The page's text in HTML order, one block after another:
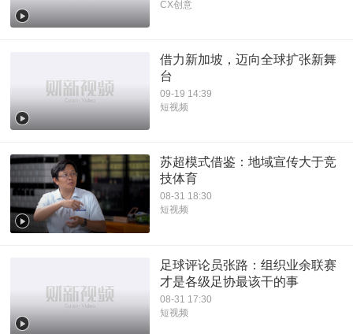
CX创意
借力新加坡，迈向全球扩张新舞
台
09-19 14:39
短视频
苏超模式借鉴：地域宣传大于竞
技体育
08-31 18:30
短视频
足球评论员张路：组织业余联赛
才是各级足协最该干的事
08-31 17:30
短视频